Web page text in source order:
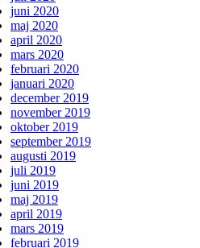
juni 2020
maj 2020
april 2020
mars 2020
februari 2020
januari 2020
december 2019
november 2019
oktober 2019
september 2019
augusti 2019
juli 2019
juni 2019
maj 2019
april 2019
mars 2019
februari 2019